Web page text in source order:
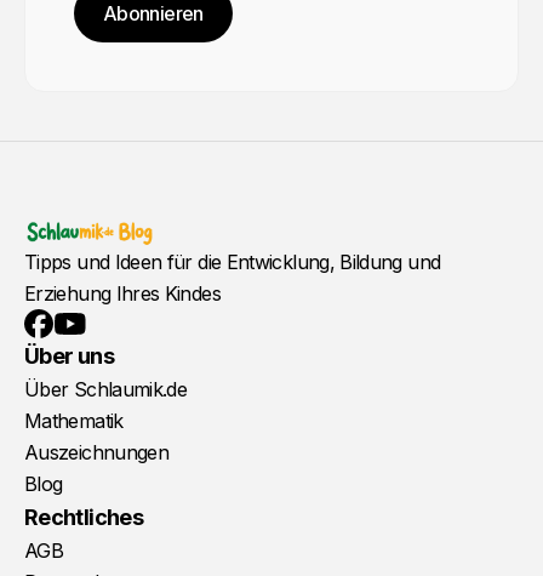
Abonnieren
Tipps und Ideen für die Entwicklung, Bildung und
Erziehung Ihres Kindes
Facebook
YouTube
Über uns
Über Schlaumik.de
Mathematik
Auszeichnungen
Blog
Rechtliches
AGB